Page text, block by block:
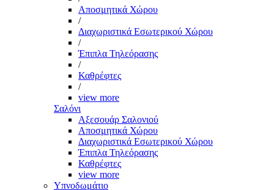
Αποσμητικά Χώρου
/
Διαχωριστικά Εσωτερικού Χώρου
/
Έπιπλα Τηλεόρασης
/
Καθρέφτες
/
view more
Σαλόνι
Αξεσουάρ Σαλονιού
Αποσμητικά Χώρου
Διαχωριστικά Εσωτερικού Χώρου
Έπιπλα Τηλεόρασης
Καθρέφτες
view more
Υπνοδωμάτιο